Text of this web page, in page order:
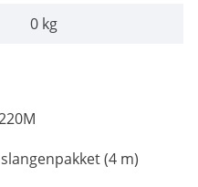
0 kg
(4 m)